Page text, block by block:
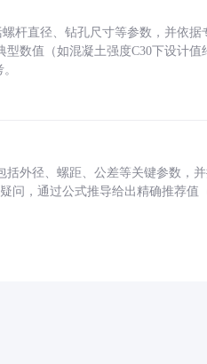
杆直径、钻孔尺寸等参数，并依
数值（如混凝土强度C30下设计值
外径、螺距、公差等关键参数，
问，通过公式推导给出精确推荐值